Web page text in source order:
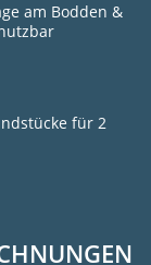
am Bodden &
für 2